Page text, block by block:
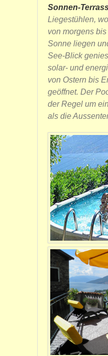
Sonnen-
Liegestühlen,
von morgens
Sonne liegen
See-Blick
solar- und
von Ostern bis
geöffnet. Der
der Regel um
als die